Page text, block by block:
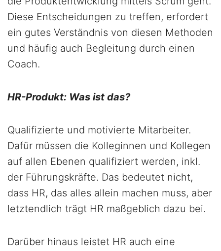
Diese Entscheidungen zu treffen, erfordert
ein gutes Verständnis von diesen Methoden
und häufig auch Begleitung durch einen
Coach.
HR-Produkt: Was ist das?
Qualifizierte und motivierte Mitarbeiter.
Dafür müssen die Kolleginnen und Kollegen
auf allen Ebenen qualifiziert werden, inkl.
der Führungskräfte. Das bedeutet nicht,
dass HR, das alles allein machen muss, aber
letztendlich trägt HR maßgeblich dazu bei.
Darüber hinaus leistet HR auch eine